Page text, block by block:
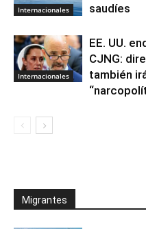
Internacionales
saudíes
Internacionales
EE. UU.
CJNG:
también
Migrantes